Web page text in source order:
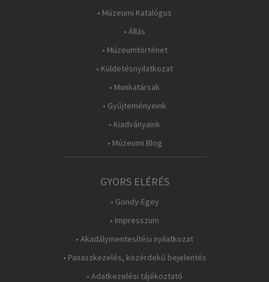
• Múzeumi Katalógus
• Állás
• Múzeumtörténet
• Küldetésnyilatkozat
• Munkatársak
• Gyűjteményeink
• Kiadványaink
• Múzeumi Blog
GYORS ELÉRÉS
• Gondy-Egey
• Impresszum
• Akadálymentesítési nyilatkozat
• Panaszkezelés, közérdekű bejelentés
• Adatkezelési tájékoztató